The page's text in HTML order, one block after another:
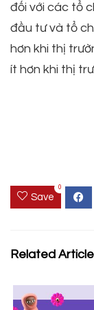
đối với các tổ
đầu tư và tổ
hơn khi thị
ít hơn khi thị
Save
0
Related